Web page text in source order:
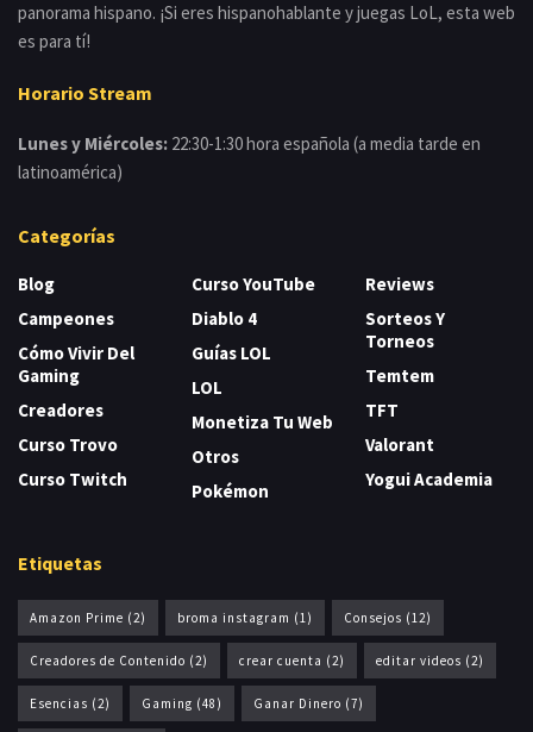
panorama hispano. ¡Si eres hispanohablante y juegas LoL, esta web
es para tí!
Horario Stream
Lunes y Miércoles: 22:30-1:30 hora española (a media tarde en
latinoamérica)
Categorías
Blog
Campeones
Cómo Vivir Del
Gaming
Creadores
Curso Trovo
Curso Twitch
Curso YouTube
Diablo 4
Guías LOL
LOL
Monetiza Tu Web
Otros
Pokémon
Reviews
Sorteos Y
Torneos
Temtem
TFT
Valorant
Yogui Academia
Etiquetas
Amazon Prime (2) broma instagram (1) Consejos (12)
Creadores de Contenido (2) crear cuenta (2) editar videos (2)
Esencias (2) Gaming (48) Ganar Dinero (7)